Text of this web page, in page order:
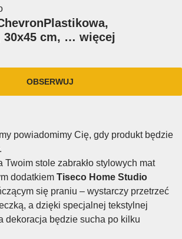
Plastikowa,
cm, … więcej
OBSERWUJ
powiadomimy Cię, gdy produkt będzie
Twoim stole zabrakło stylowych mat
dodatkiem Tiseco Home Studio
się praniu – wystarczy przetrzeć
a dzięki specjalnej tekstylnej
dekoracja będzie sucha po kilku